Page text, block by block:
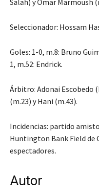
Salah) y Omar Marmoush
Seleccionador: Hossam
Goles: 1-0, m.8: Bruno
1, m.52: Endrick.
Árbitro: Adonai Escobedo
(m.23) y Hani (m.43).
Incidencias: partido
Huntington Bank Field de
espectadores.
Autor